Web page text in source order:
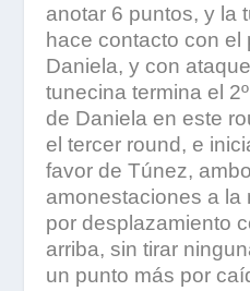
anotar 6 puntos, y la
hace contacto con el
Daniela, y con
tunecina termina el
de Daniela en este
el tercer round, e
favor de Túnez,
amonestaciones a la
por desplazamiento
arriba, sin tirar
un punto más por